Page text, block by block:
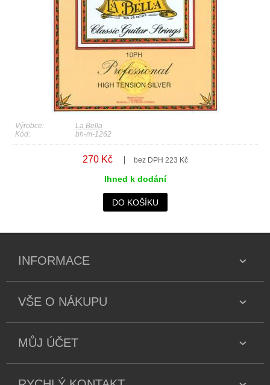
Výrobce:
La Bella
Kód:
bh-m-1262
270 Kč bez DPH 223 Kč
Ihned k dodání
DO KOŠÍKU
INFORMACE
VŠE O NÁKUPU
MŮJ ÚČET